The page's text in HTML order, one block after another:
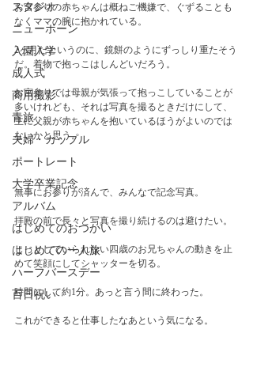
スタジオ
ニューボーン
入園入学
成人式
商用撮影
青旅
夫婦・カップル
ポートレート
大学卒業記念
アルバム
はじめてのおつかい
はじめての一人旅
ハーフバースデー
百日祝い
お宮参りの赤ちゃんは概ねご機嫌で、ぐずることも
なくママの腕に抱かれている。
2ヶ月だというのに、鏡餅のようにずっしり重たそう
だ。着物で抱っこはしんどいだろう。
お宮参りでは母親が気張って抱っこしていることが
多いけれども、それは写真を撮るときだけにして、
主に父親が赤ちゃんを抱いているほうがよいのでは
ないかと思う。
無事にお参りが済んで、みんなで記念写真。
拝殿の前で長々と写真を撮り続けるのは避けたい。
じっとしていられない四歳のお兄ちゃんの動きを止
めて笑顔にしてシャッターを切る。
時間にして約1分。あっと言う間に終わった。
これができると仕事したなあという気になる。